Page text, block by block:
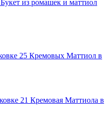
Букет из ромашек и маттиол
25 Кремовых Маттиол в
21 Кремовая Маттиола в